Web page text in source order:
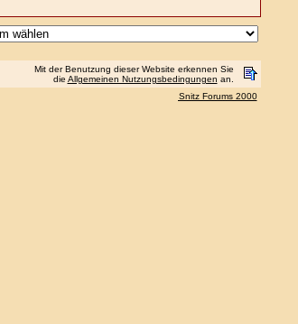
Mit der Benutzung dieser Website erkennen Sie
die Allgemeinen Nutzungsbedingungen an.
Snitz Forums 2000